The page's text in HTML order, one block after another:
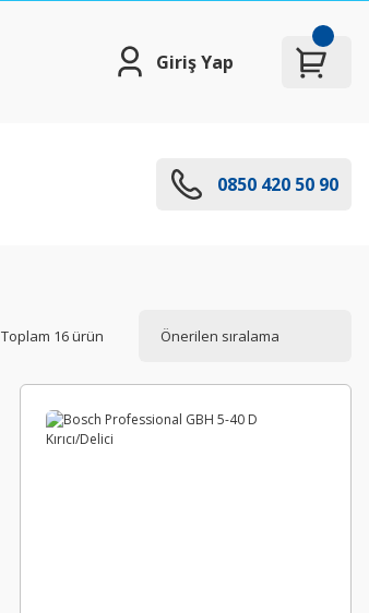
Giriş Yap
0850 420 50 90
Toplam 16 ürün